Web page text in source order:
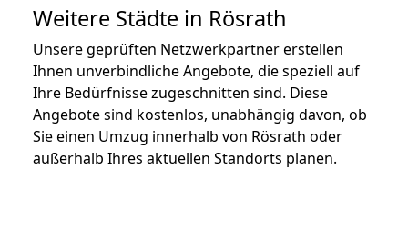
Weitere Städte in Rösrath
Unsere geprüften Netzwerkpartner erstellen
Ihnen unverbindliche Angebote, die speziell auf
Ihre Bedürfnisse zugeschnitten sind. Diese
Angebote sind kostenlos, unabhängig davon, ob
Sie einen Umzug innerhalb von Rösrath oder
außerhalb Ihres aktuellen Standorts planen.